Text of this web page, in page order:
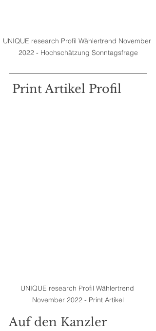
UNIQUE research Profil Wählertrend November
2022 - Hochschätzung Sonntagsfrage
Print Artikel Profil
UNIQUE research Profil Wählertrend
November 2022 - Print Artikel
Auf den Kanzler